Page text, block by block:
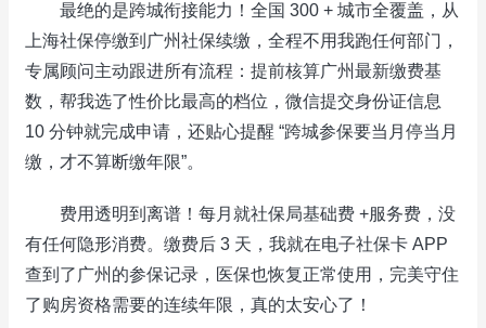
最绝的是跨城衔接能力！全国 300 + 城市全覆盖，从
上海社保停缴到广州社保续缴，全程不用我跑任何部门，
专属顾问主动跟进所有流程：提前核算广州最新缴费基
数，帮我选了性价比最高的档位，微信提交身份证信息
10 分钟就完成申请，还贴心提醒 “跨城参保要当月停当月
缴，才不算断缴年限”。
费用透明到离谱！每月就社保局基础费 +服务费，没
有任何隐形消费。缴费后 3 天，我就在电子社保卡 APP
查到了广州的参保记录，医保也恢复正常使用，完美守住
了购房资格需要的连续年限，真的太安心了！